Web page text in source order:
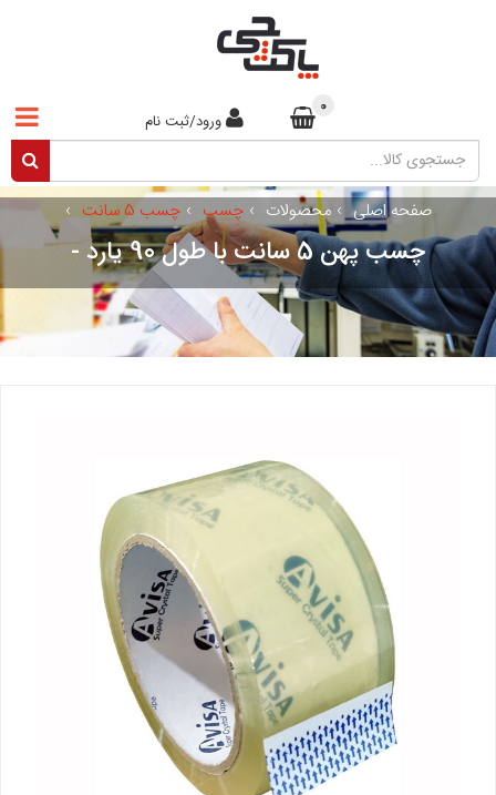
ورود/ثبت نام
0
صفحه اصلی › محصولات › چسب › چسب 5 سانت ›
چسب پهن 5 سانت با طول 90 یارد -